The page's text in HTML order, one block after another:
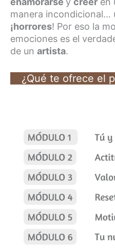
manera incondicional…
¡horrores! Por eso la
emociones es el
de un artista.
¿Qué te ofrece el